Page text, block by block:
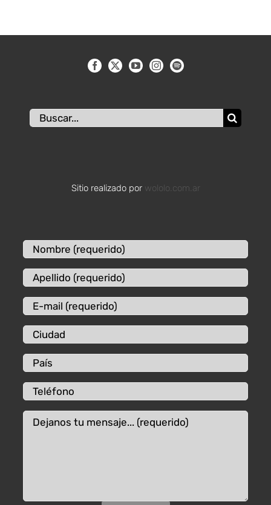
Buscar:
Sitio realizado por wololo.com.ar